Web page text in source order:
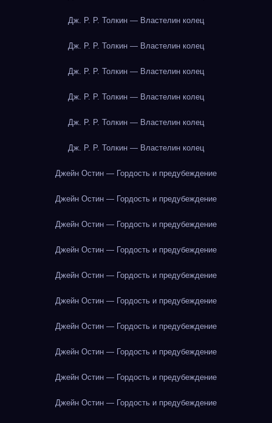
Дж. Р. Р. Толкин — Властелин колец
Дж. Р. Р. Толкин — Властелин колец
Дж. Р. Р. Толкин — Властелин колец
Дж. Р. Р. Толкин — Властелин колец
Дж. Р. Р. Толкин — Властелин колец
Дж. Р. Р. Толкин — Властелин колец
Джейн Остин — Гордость и предубеждение
Джейн Остин — Гордость и предубеждение
Джейн Остин — Гордость и предубеждение
Джейн Остин — Гордость и предубеждение
Джейн Остин — Гордость и предубеждение
Джейн Остин — Гордость и предубеждение
Джейн Остин — Гордость и предубеждение
Джейн Остин — Гордость и предубеждение
Джейн Остин — Гордость и предубеждение
Джейн Остин — Гордость и предубеждение